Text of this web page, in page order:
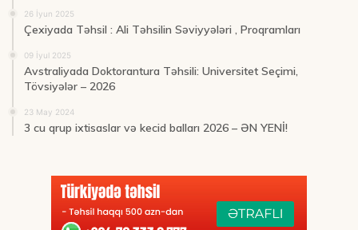
26 İyun 2025
Çexiyada Təhsil : Ali Təhsilin Səviyyələri , Proqramları
09 İyul 2025
Avstraliyada Doktorantura Təhsili: Universitet Seçimi,
Tövsiyələr – 2026
23 May 2024
3 cu qrup ixtisaslar və kecid balları 2026 – ƏN YENİ!